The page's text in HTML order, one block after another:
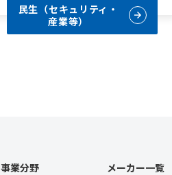
民生（セキュリティ・
産業等）
事業分野 メーカー一覧